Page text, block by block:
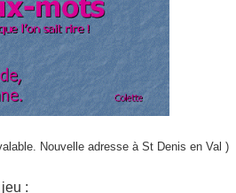
Nouvelle adresse à St Denis en Val )
: